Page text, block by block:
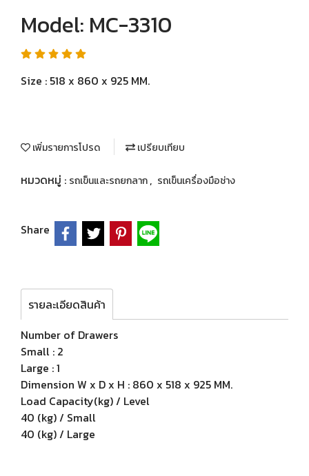
Model: MC-3310
Size : 518 x 860 x 925 MM.
เพิ่มรายการโปรด เปรียบเทียบ
หมวดหมู่ : รถเข็นและรถยกลาก, รถเข็นเครื่องมือช่าง
Share
รายละเอียดสินค้า
Number of Drawers
Small : 2
Large : 1
Dimension W x D x H : 860 x 518 x 925 MM.
Load Capacity(kg) / Level
40 (kg) / Small
40 (kg) / Large